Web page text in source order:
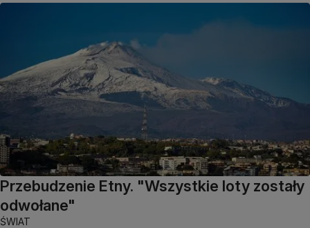
Przebudzenie Etny. "Wszystkie loty zostały
odwołane"
ŚWIAT